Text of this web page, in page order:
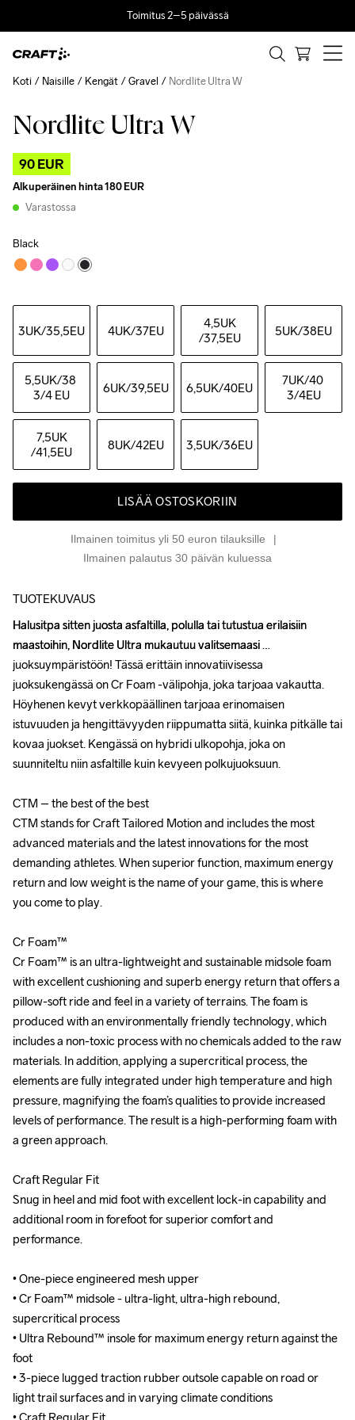
Toimitus 2–5 päivässä
Nordlite Ultra W
90 EUR
Alkuperäinen hinta180 EUR
Varastossa
Black
3UK/35,5EU 4UK/37EU
4,5UK
/37,5EU
5UK/38EU
5,5UK/38
3/4 EU
6UK/39,5EU 6,5UK/40EU 7UK/40
3/4EU
7,5UK
/41,5EU
8UK/42EU 3,5UK/36EU
LISÄÄ OSTOSKORIIN
Ilmainen toimitus yli 50 euron tilauksille
Ilmainen palautus 30 päivän kuluessa
Koti Naisille Kengät Gravel Nordlite Ultra W
Outlet
TUOTEKUVAUS
Halusitpa sitten juosta asfaltilla, polulla tai tutustua erilaisiin
maastoihin, Nordlite Ultra mukautuu valitsemaasi
juoksuympäristöön! Tässä erittäin innovatiivisessa
juoksukengässä on Cr Foam -välipohja, joka tarjoaa vakautta.
Höyhenen kevyt verkkopäällinen tarjoaa erinomaisen
istuvuuden ja hengittävyyden riippumatta siitä, kuinka pitkälle tai
kovaa juokset. Kengässä on hybridi ulkopohja, joka on
suunniteltu niin asfaltille kuin kevyeen polkujuoksuun.
CTM – the best of the best
CTM stands for Craft Tailored Motion and includes the most
advanced materials and the latest innovations for the most
demanding athletes. When superior function, maximum energy
return and low weight is the name of your game, this is where
you come to play.
Cr Foam™
Cr Foam™ is an ultra-lightweight and sustainable midsole foam
with excellent cushioning and superb energy return that offers a
pillow-soft ride and feel in a variety of terrains. The foam is
produced with an environmentally friendly technology, which
includes a non-toxic process with no chemicals added to the raw
materials. In addition, applying a supercritical process, the
elements are fully integrated under high temperature and high
pressure, magnifying the foam’s qualities to provide increased
levels of performance. The result is a high-performing foam with
a green approach.
Craft Regular Fit
Snug in heel and mid foot with excellent lock-in capability and
additional room in forefoot for superior comfort and
performance.
• One-piece engineered mesh upper
• Cr Foam™ midsole - ultra-light, ultra-high rebound,
supercritical process
• Ultra Rebound™ insole for maximum energy return against the
foot
• 3-piece lugged traction rubber outsole capable on road or
light trail surfaces and in varying climate conditions
Halusitpa sitten juosta asfaltilla, polulla tai tutustua erilaisiin
maastoihin, Nordlite Ultra mukautuu valitsemaasi
juoksuympäristöön! Tässä erittäin innovatiivisessa
juoksukengässä on Cr Foam -välipohja, joka tarjoaa vakautta.
Höyhenen kevyt verkkopäällinen tarjoaa erinomaisen
istuvuuden ja hengittävyyden riippumatta siitä, kuinka pitkälle tai
kovaa juokset. Kengässä on hybridi ulkopohja, joka on
suunniteltu niin asfaltille kuin kevyeen polkujuoksuun.
CTM – the best of the best
CTM stands for Craft Tailored Motion and includes the most
advanced materials and the latest innovations for the most
demanding athletes. When superior function, maximum energy
return and low weight is the name of your game, this is where
you come to play.
Cr Foam™
Cr Foam™ is an ultra-lightweight and sustainable midsole foam
with excellent cushioning and superb energy return that offers a
pillow-soft ride and feel in a variety of terrains. The foam is
produced with an environmentally friendly technology, which
includes a non-toxic process with no chemicals added to the raw
materials. In addition, applying a supercritical process, the
elements are fully integrated under high temperature and high
pressure, magnifying the foam’s qualities to provide increased
levels of performance. The result is a high-performing foam with
a green approach.
Craft Regular Fit
Snug in heel and mid foot with excellent lock-in capability and
additional room in forefoot for superior comfort and
performance.
• One-piece engineered mesh upper
• Cr Foam™ midsole - ultra-light, ultra-high rebound,
supercritical process
• Ultra Rebound™ insole for maximum energy return against the
foot
• 3-piece lugged traction rubber outsole capable on road or
light trail surfaces and in varying climate conditions